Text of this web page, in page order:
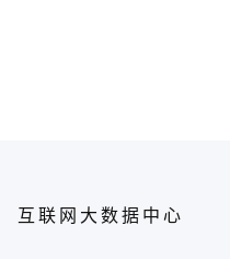
互联网大数据中心